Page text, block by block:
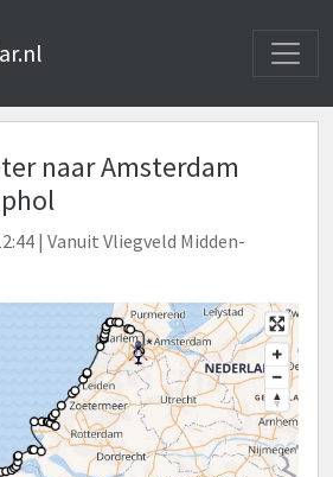
naar Amsterdam
| Vanuit Vliegveld Midden-